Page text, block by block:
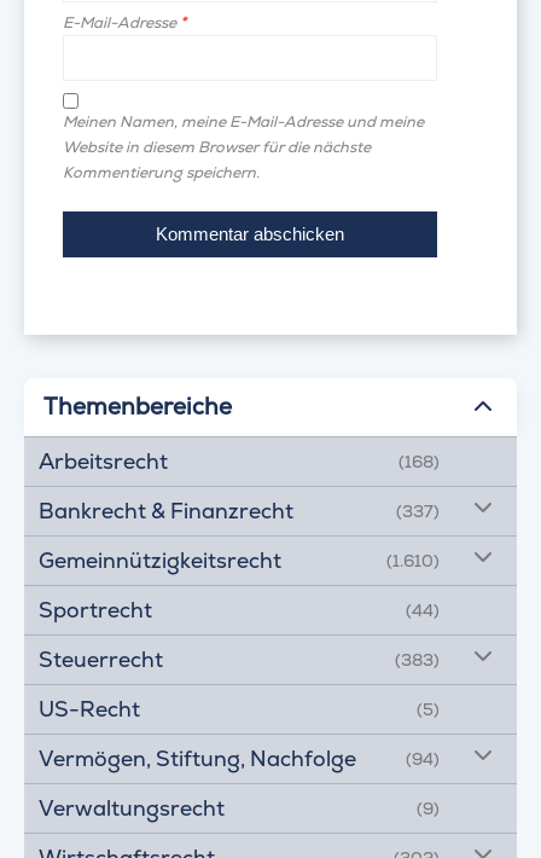
E-Mail-Adresse *
Meinen Namen, meine E-Mail-Adresse und meine
Website in diesem Browser für die nächste
Kommentierung speichern.
Themenbereiche
Arbeitsrecht (168)
Bankrecht & Finanzrecht (337)
Gemeinnützigkeitsrecht (1.610)
Sportrecht (44)
Steuerrecht (383)
US-Recht (5)
Vermögen, Stiftung, Nachfolge (94)
Verwaltungsrecht (9)